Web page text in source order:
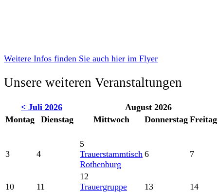
Weitere Infos finden Sie auch hier im Flyer
Unsere weiteren Veranstaltungen
< Juli 2026
August 2026
Montag
Dienstag Mittwoch Donnerstag Freitag
3 4
5
Trauerstammtisch
Rothenburg
6 7
10 11
12
Trauergruppe
13 14